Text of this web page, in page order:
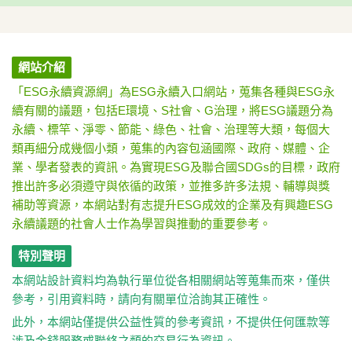
網站介紹
「ESG永續資源網」為ESG永續入口網站，蒐集各種與ESG永
續有關的議題，包括E環境、S社會、G治理，將ESG議題分為
永續、標竿、淨零、節能、綠色、社會、治理等大類，每個大
類再細分成幾個小類，蒐集的內容包涵國際、政府、媒體、企
業、學者發表的資訊。為實現ESG及聯合國SDGs的目標，政府
推出許多必須遵守與依循的政策，並推多許多法規、輔導與獎
補助等資源，本網站對有志提升ESG成效的企業及有興趣ESG
永續議題的社會人士作為學習與推動的重要參考。
特別聲明
本網站設計資料均為執行單位從各相關網站等蒐集而來，僅供
參考，引用資料時，請向有關單位洽詢其正確性。
此外，本網站僅提供公益性質的參考資訊，不提供任何匯款等